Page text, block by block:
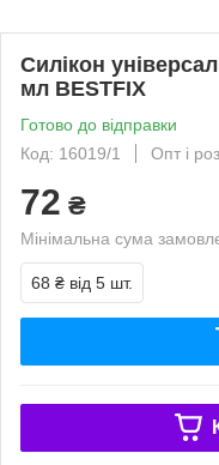
Силікон
мл BESTFIX
Готово до відправки
Код: 16019/1
Опт і
72 ₴
Мінімальна сума
68 ₴ від 5 шт.